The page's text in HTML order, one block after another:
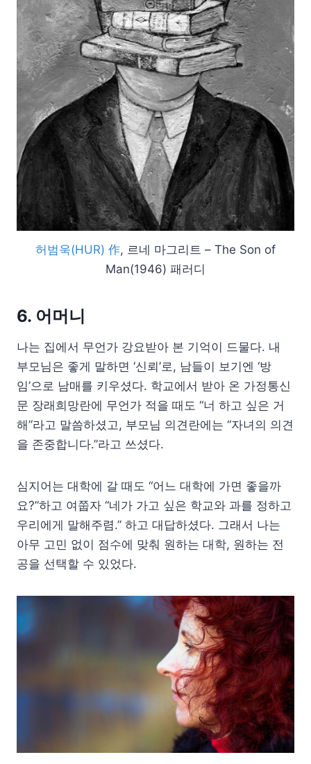
허범욱(HUR) 作, 르네 마그리트 – The Son of
Man(1946) 패러디
6. 어머니
나는 집에서 무언가 강요받아 본 기억이 드물다. 내
부모님은 좋게 말하면 ‘신뢰’로, 남들이 보기엔 ‘방
임’으로 남매를 키우셨다. 학교에서 받아 온 가정통신
문 장래희망란에 무언가 적을 때도 “너 하고 싶은 거
해”라고 말씀하셨고, 부모님 의견란에는 “자녀의 의견
을 존중합니다.”라고 쓰셨다.
심지어는 대학에 갈 때도 “어느 대학에 가면 좋을까
요?”하고 여쭙자 “네가 가고 싶은 학교와 과를 정하고
우리에게 말해주렴.” 하고 대답하셨다. 그래서 나는
아무 고민 없이 점수에 맞춰 원하는 대학, 원하는 전
공을 선택할 수 있었다.